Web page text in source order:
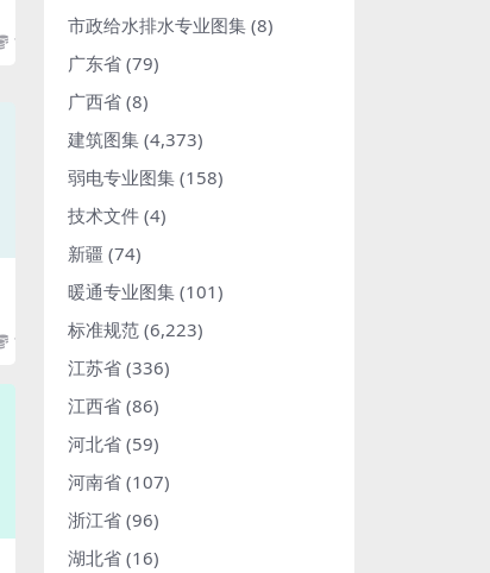
1.98
1.98
市政给水排水专业图集 (8)
广东省 (79)
广西省 (8)
建筑图集 (4,373)
弱电专业图集 (158)
技术文件 (4)
新疆 (74)
暖通专业图集 (101)
标准规范 (6,223)
江苏省 (336)
江西省 (86)
河北省 (59)
河南省 (107)
浙江省 (96)
湖北省 (16)